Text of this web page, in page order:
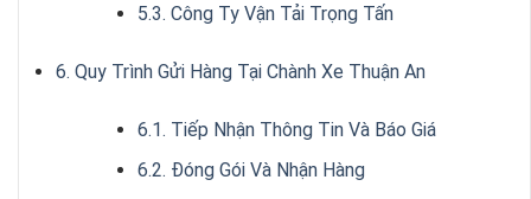
5.3. Công Ty Vận Tải Trọng Tấn
6. Quy Trình Gửi Hàng Tại Chành Xe Thuận An
6.1. Tiếp Nhận Thông Tin Và Báo Giá
6.2. Đóng Gói Và Nhận Hàng